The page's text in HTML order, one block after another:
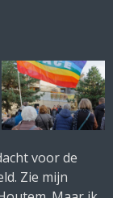
voor de
Zie mijn